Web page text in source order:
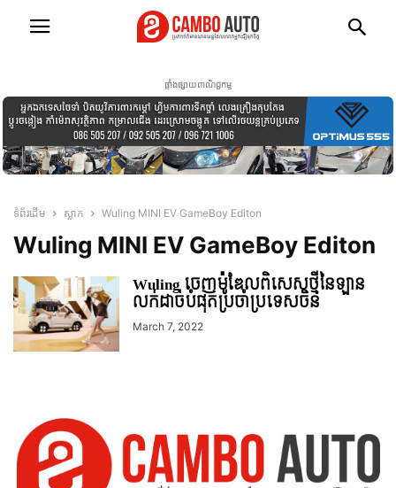
ផ្ទាំងផ្សាយពាណិជ្ជកម្ម
ទំព័រដើម ស្លាក Wuling MINI EV GameBoy Editon
Wuling MINI EV GameBoy Editon
Wuling ចេញម៉ូឌែលពិសេសថ្មីនៃឡាន
លក់ដាច់បំផុតប្រចាំប្រទេសចិន
March 7, 2022